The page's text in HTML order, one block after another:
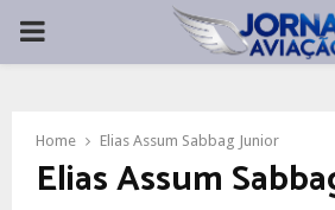
PRIMARY
Home Elias Assum Sabbag Junior
Elias Assum